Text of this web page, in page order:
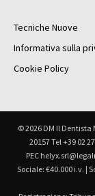
Tecniche Nuove
Informativa sulla
Cookie Policy
© 2026 DM Il Dentista
20157 Tel +39 02
PEC
Sociale: €40.000 i.v. |